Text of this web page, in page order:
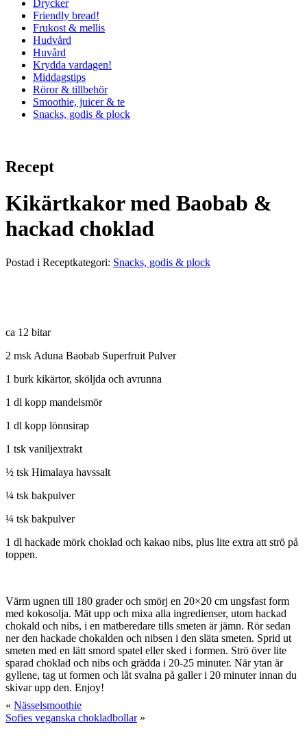
Drycker
Friendly bread!
Frukost & mellis
Hudvård
Huvård
Krydda vardagen!
Middagstips
Röror & tillbehör
Smoothie, juicer & te
Snacks, godis & plock
Recept
Kikärtkakor med Baobab &
hackad choklad
Postad i Receptkategori: Snacks, godis & plock
ca 12 bitar
2 msk Aduna Baobab Superfruit Pulver
1 burk kikärtor, sköljda och avrunna
1 dl kopp mandelsmör
1 dl kopp lönnsirap
1 tsk vaniljextrakt
½ tsk Himalaya havssalt
¼ tsk bakpulver
¼ tsk bakpulver
1 dl hackade mörk choklad och kakao nibs, plus lite extra att strö på
toppen.
Värm ugnen till 180 grader och smörj en 20×20 cm ungsfast form
med kokosolja. Mät upp och mixa alla ingredienser, utom hackad
chokald och nibs, i en matberedare tills smeten är jämn. Rör sedan
ner den hackade chokalden och nibsen i den släta smeten. Sprid ut
smeten med en lätt smord spatel eller sked i formen. Strö över lite
sparad choklad och nibs och grädda i 20-25 minuter. När ytan är
gyllene, tag ut formen och låt svalna på galler i 20 minuter innan du
skivar upp den. Enjoy!
« Nässelsmoothie
Sofies veganska chokladbollar»